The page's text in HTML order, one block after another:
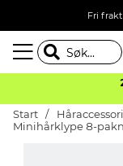
Fri
Start
Minihårklype 8-